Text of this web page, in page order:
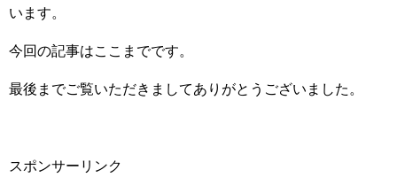
います。
今回の記事はここまでです。
最後までご覧いただきましてありがとうございました。
スポンサーリンク